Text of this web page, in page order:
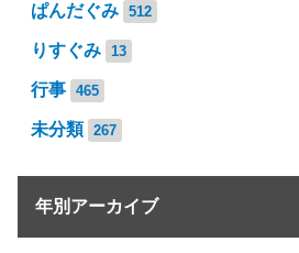
ぱんだぐみ 512
りすぐみ 13
行事 465
未分類 267
年別アーカイブ